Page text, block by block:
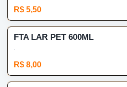
R$ 5,50
FTA LAR PET 600ML
.
R$ 8,00